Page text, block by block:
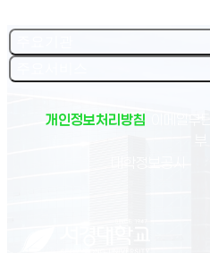
개인정보처리방침